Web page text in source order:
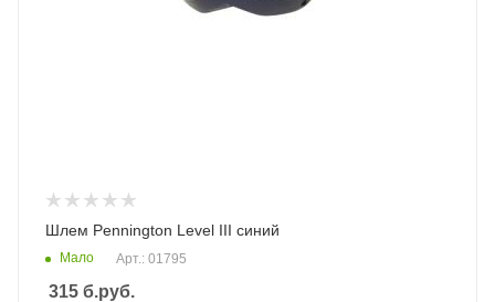
Шлем Pennington Level III синий
Мало Арт.: 01795
315 б.руб.